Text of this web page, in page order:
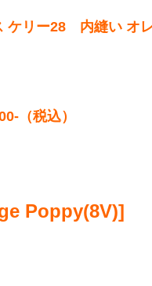
ケリー28 内縫い オ
（税込）
Poppy(8V)]